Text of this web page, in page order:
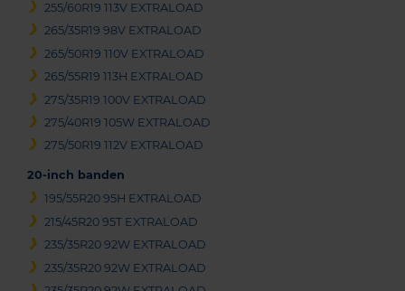
255/60R19 113V EXTRALOAD
265/35R19 98V EXTRALOAD
265/50R19 110V EXTRALOAD
265/55R19 113H EXTRALOAD
275/35R19 100V EXTRALOAD
275/40R19 105W EXTRALOAD
275/50R19 112V EXTRALOAD
20-inch banden
195/55R20 95H EXTRALOAD
215/45R20 95T EXTRALOAD
235/35R20 92W EXTRALOAD
235/35R20 92W EXTRALOAD